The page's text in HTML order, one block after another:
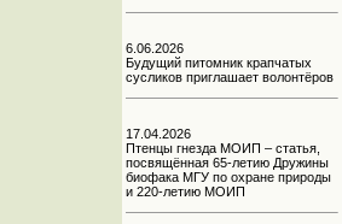
6.06.2026
Будущий питомник крапчатых
сусликов приглашает волонтёров
17.04.2026
Птенцы гнезда МОИП – статья,
посвящённая 65-летию Дружины
биофака МГУ по охране природы
и 220-летию МОИП